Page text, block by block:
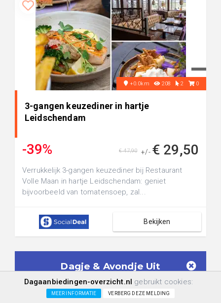
+0.0km 208 2 0
3-gangen keuzediner in hartje
Leidschendam
-39% +/- € 29,50
€ 47,90
Verrukkelijk 3-gangen keuzediner bij Restaurant
Volle Maan in hartje Leidschendam: geniet
bijvoorbeeld van tomatensoep, zal...
Bekijken
Dagje & Avondje Uit
Aanbiedingen in je mailbox!
Geen spam meer. Ontvang alléénDagje &
Dagaanbiedingen-overzicht.nl gebruikt cookies:
MEER INFORMATIE VERBERG DEZE MELDING